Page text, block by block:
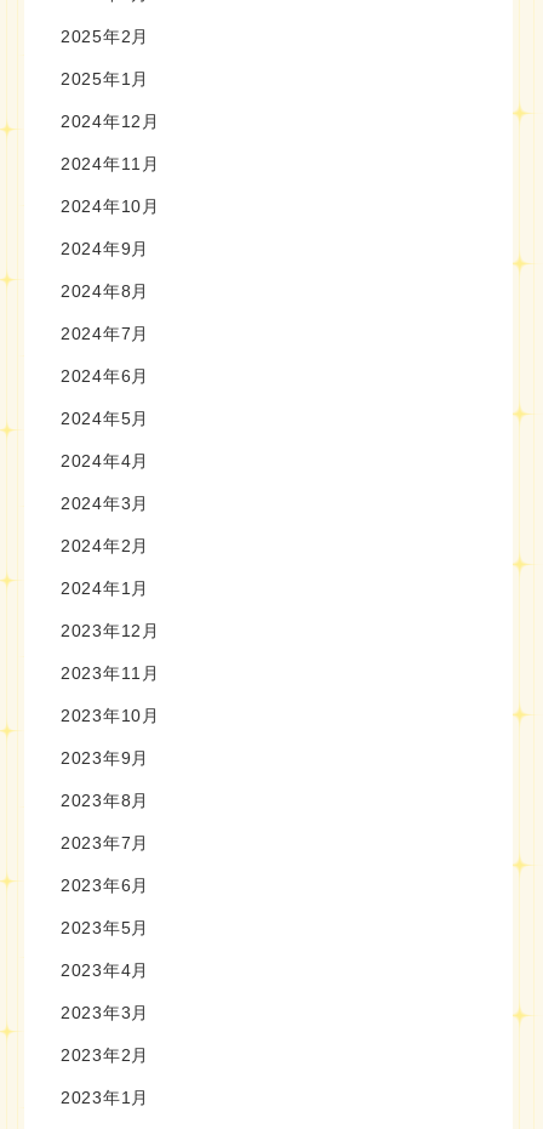
2025年2月
2025年1月
2024年12月
2024年11月
2024年10月
2024年9月
2024年8月
2024年7月
2024年6月
2024年5月
2024年4月
2024年3月
2024年2月
2024年1月
2023年12月
2023年11月
2023年10月
2023年9月
2023年8月
2023年7月
2023年6月
2023年5月
2023年4月
2023年3月
2023年2月
2023年1月